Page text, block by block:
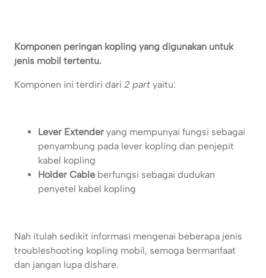
Komponen peringan kopling yang digunakan untuk
jenis mobil tertentu.
Komponen ini terdiri dari 2 part yaitu:
Lever Extender yang mempunyai fungsi sebagai
penyambung pada lever kopling dan penjepit
kabel kopling
Holder Cable berfungsi sebagai dudukan
penyetel kabel kopling
Nah itulah sedikit informasi mengenai beberapa jenis
troubleshooting kopling mobil, semoga bermanfaat
dan jangan lupa dishare.